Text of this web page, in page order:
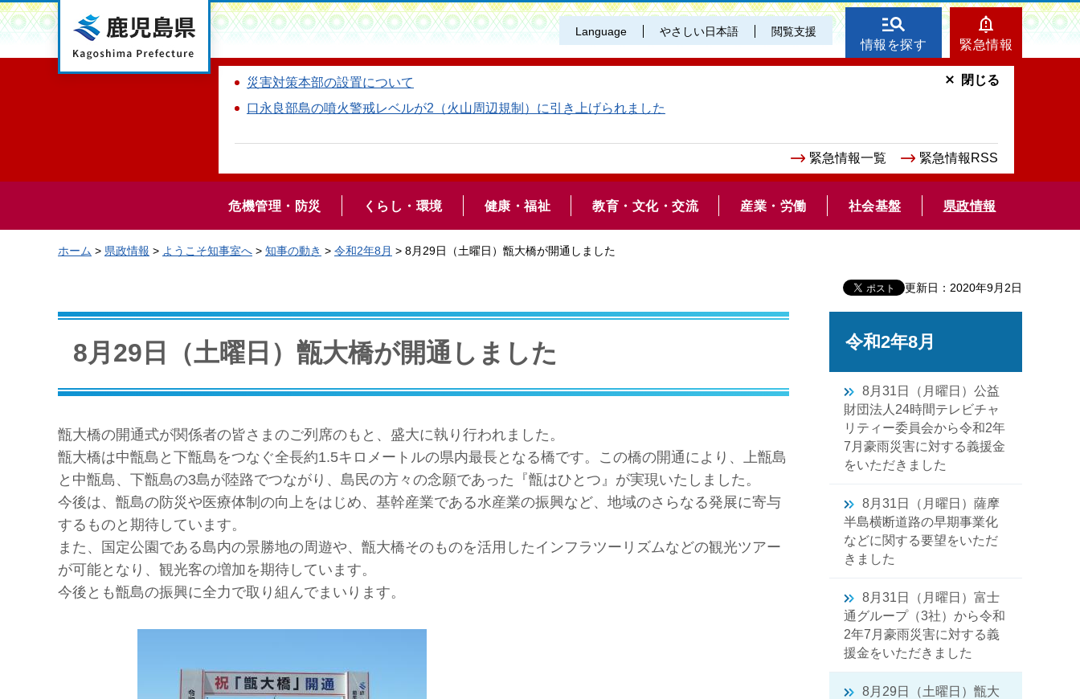
鹿児島県 Language やさしい日本語 閲覧支援
情報を探す 緊急情報
災害対策本部の設置について
口永良部島の噴火警戒レベルが2（火山周辺規制）に引き上げられました
緊急情報一覧 緊急情報RSS
閉じる
危機管理・防災 くらし・環境 健康・福祉 教育・文化・交流 産業・労働 社会基盤 県政情報
ホーム > 県政情報 > ようこそ知事室へ > 知事の動き > 令和2年8月 > 8月29日（土曜日）甑大橋が開通しました
更新日：2020年9月2日
8月29日（土曜日）甑大橋が開通しました
甑大橋の開通式が関係者の皆さまのご列席のもと、盛大に執り行われました。
甑大橋は中甑島と下甑島をつなぐ全長約1.5キロメートルの県内最長となる橋です。この橋の開通により、上甑島
と中甑島、下甑島の3島が陸路でつながり、島民の方々の念願であった『甑はひとつ』が実現いたしました。
今後は、甑島の防災や医療体制の向上をはじめ、基幹産業である水産業の振興など、地域のさらなる発展に寄与
するものと期待しています。
また、国定公園である島内の景勝地の周遊や、甑大橋そのものを活用したインフラツーリズムなどの観光ツアー
が可能となり、観光客の増加を期待しています。
今後とも甑島の振興に全力で取り組んでまいります。
令和2年8月
8月31日（月曜日）公益
財団法人24時間テレビチャ
リティー委員会から令和2年
7月豪雨災害に対する義援金
をいただきました
8月31日（月曜日）薩摩
半島横断道路の早期事業化
などに関する要望をいただ
きました
8月31日（月曜日）富士
通グループ（3社）から令和
2年7月豪雨災害に対する義
援金をいただきました
8月29日（土曜日）甑大